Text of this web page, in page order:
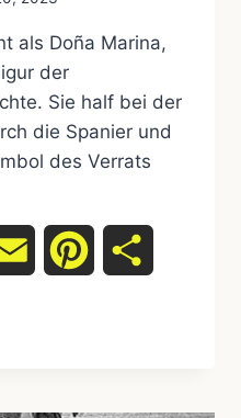
als Doña Marina,
der
Sie half bei der
die Spanier und
des Verrats
Email Pinterest